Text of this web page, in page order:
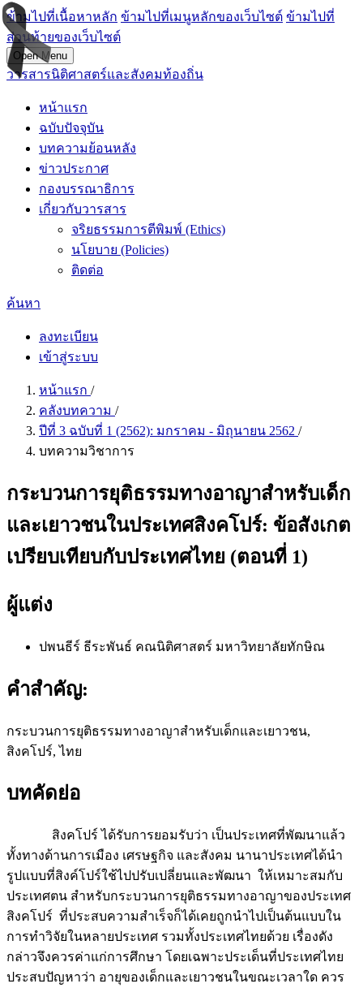
ข้ามไปที่เนื้อหาหลัก ข้ามไปที่เมนูหลักของเว็บไซต์ ข้ามไปที่
ส่วนท้ายของเว็บไซต์
Open Menu
วารสารนิติศาสตร์และสังคมท้องถิ่น
หน้าแรก
ฉบับปัจจุบัน
บทความย้อนหลัง
ข่าวประกาศ
กองบรรณาธิการ
เกี่ยวกับวารสาร
จริยธรรมการตีพิมพ์ (Ethics)
นโยบาย (Policies)
ติดต่อ
ค้นหา
ลงทะเบียน
เข้าสู่ระบบ
หน้าแรก /
คลังบทความ /
ปีที่ 3 ฉบับที่ 1 (2562): มกราคม - มิถุนายน 2562 /
บทความวิชาการ
กระบวนการยุติธรรมทางอาญาสำหรับเด็ก
และเยาวชนในประเทศสิงคโปร์: ข้อสังเกต
เปรียบเทียบกับประเทศไทย (ตอนที่ 1)
ผู้แต่ง
ปพนธีร์ ธีระพันธ์ คณนิติศาสตร์ มหาวิทยาลัยทักษิณ
คำสำคัญ:
กระบวนการยุติธรรมทางอาญาสำหรับเด็กและเยาวชน,
สิงคโปร์, ไทย
บทคัดย่อ
สิงคโปร์ ได้รับการยอมรับว่า เป็นประเทศที่พัฒนาแล้ว
ทั้งทางด้านการเมือง เศรษฐกิจ และสังคม นานาประเทศได้นำ
รูปแบบที่สิงค์โปร์ใช้ไปปรับเปลี่ยนและพัฒนา ให้เหมาะสมกับ
ประเทศตน สำหรับกระบวนการยุติธรรมทางอาญาของประเทศ
สิงคโปร์ ที่ประสบความสำเร็จก็ได้เคยถูกนำไปเป็นต้นแบบใน
การทำวิจัยในหลายประเทศ รวมทั้งประเทศไทยด้วย เรื่องดัง
กล่าวจึงควรค่าแก่การศึกษา โดยเฉพาะประเด็นที่ประเทศไทย
ประสบปัญหาว่า อายุของเด็กและเยาวชนในขณะเวลาใด ควร